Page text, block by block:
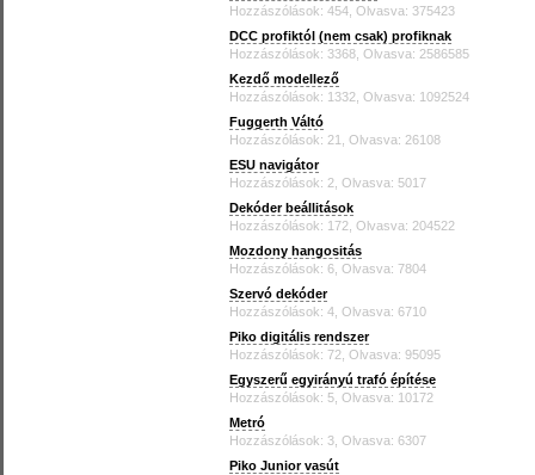
Hozzászólások: 454, Olvasva: 375423
DCC profiktól (nem csak) profiknak
Hozzászólások: 3368, Olvasva: 2586585
Kezdő modellező
Hozzászólások: 1332, Olvasva: 1092524
Fuggerth Váltó
Hozzászólások: 21, Olvasva: 26108
ESU navigátor
Hozzászólások: 2, Olvasva: 5017
Dekóder beállitások
Hozzászólások: 172, Olvasva: 204522
Mozdony hangositás
Hozzászólások: 6, Olvasva: 7804
Szervó dekóder
Hozzászólások: 4, Olvasva: 6710
Piko digitális rendszer
Hozzászólások: 72, Olvasva: 95095
Egyszerű egyirányú trafó építése
Hozzászólások: 5, Olvasva: 10172
Metró
Hozzászólások: 3, Olvasva: 6307
Piko Junior vasút